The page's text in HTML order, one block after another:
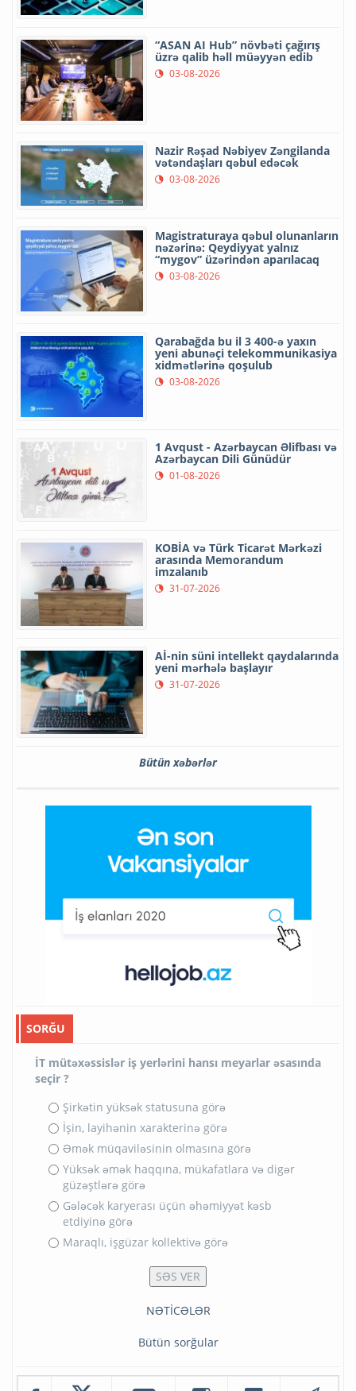
“ASAN AI Hub” növbəti çağırış
üzrə qalib həll müəyyən edib
03-08-2026
Nazir Rəşad Nəbiyev Zəngilanda
vətəndaşları qəbul edəcək
03-08-2026
Magistraturaya qəbul olunanların
nəzərinə: Qeydiyyat yalnız
“mygov” üzərindən aparılacaq
03-08-2026
Qarabağda bu il 3 400-ə yaxın
yeni abunəçi telekommunikasiya
xidmətlərinə qoşulub
03-08-2026
1 Avqust - Azərbaycan Əlifbası və
Azərbaycan Dili Günüdür
01-08-2026
KOBİA və Türk Ticarət Mərkəzi
arasında Memorandum
imzalanıb
31-07-2026
Aİ-nin süni intellekt qaydalarında
yeni mərhələ başlayır
31-07-2026
Bütün xəbərlər
SORĞU
İT mütəxəssislər iş yerlərini hansı meyarlar əsasında
seçir ?
Şirkətin yüksək statusuna görə
İşin, layihənin xarakterinə görə
Əmək müqaviləsinin olmasına görə
Yüksək əmək haqqına, mükafatlara və digər
güzəştlərə görə
Gələcək karyerası üçün əhəmiyyət kəsb
etdiyinə görə
Maraqlı, işgüzar kollektivə görə
NƏTİCƏLƏR
Bütün sorğular